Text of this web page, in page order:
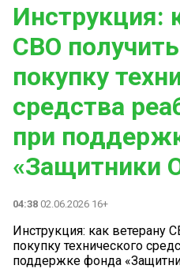
Инструкция:
СВО
покупку
средства
при
«Защитники
04:38 02.06.2026 16+
Инструкция: как ветерану
покупку технического
поддержке фонда